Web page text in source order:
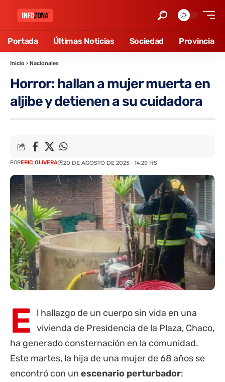
Portada Últimas Noticias Sociedad Provincia
Inicio › Nacionales
Horror: hallan a mujer muerta en
aljibe y detienen a su cuidadora
PORERIC OLIVERA 20 DE AGOSTO DE 2025 - 14:29 HS
E
l hallazgo de un cuerpo sin vida en una
vivienda de Presidencia de la Plaza, Chaco,
ha generado consternación en la comunidad.
Este martes, la hija de una mujer de 68 años se
encontró con un escenario perturbador: